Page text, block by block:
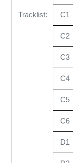
Tracklist: C1
C2
C3
C4
C5
C6
D1